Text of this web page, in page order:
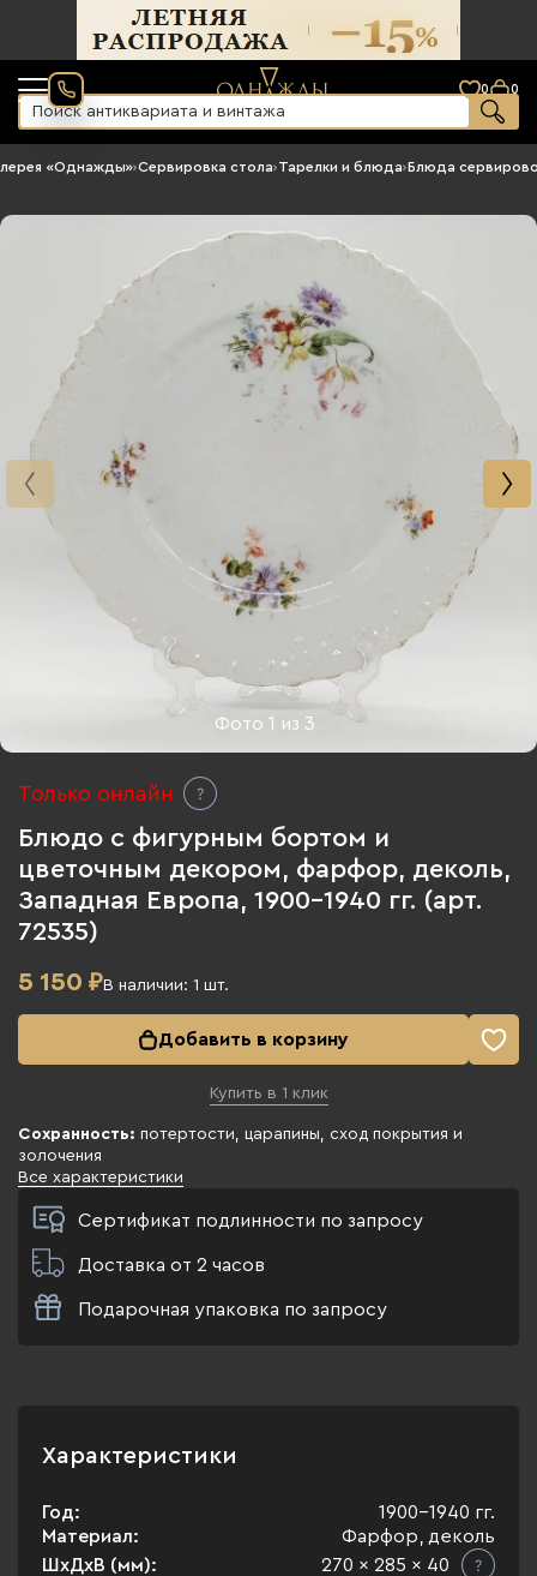
0 0
«Однажды»›Сервировка стола›Тарелки и блюда›Блюда
Фото1 из 3
Только онлайн
Блюдо с фигурным бортом и
цветочным декором, фарфор, деколь,
Западная Европа, 1900-1940 гг. (арт.
72535)
5 150 ₽В наличии: 1 шт.
Добавить в корзину
Купить в 1 клик
Сохранность: потертости, царапины, сход покрытия и
золочения
Все характеристики
Сертификат подлинности по запросу
Доставка от 2 часов
Подарочная упаковка по запросу
Характеристики
Год:
1900-1940 гг.
Материал:
Фарфор, деколь
ШхДхВ (мм):
270 x 285 x 40